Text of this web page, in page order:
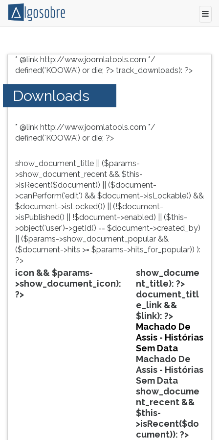
grátis
vestibular,
enem
concursos.
resumos
livros,
biografias,
profissões,
simulados
comentados.
Acessibilidade
leitor
TAB
depois
F
para
ouvir
conteúdo
principal
pular
essa
leitura
pressione
depois
pausar
* @link http://www.joomlatools.com */
defined('KOOWA') or die; ?> track_downloads): ?>
Downloads
* @link http://www.joomlatools.com */
defined('KOOWA') or die; ?>
show_document_title || ($params-
>show_document_recent && $this-
>isRecent($document)) || ($document-
>canPerform('edit') && $document->isLockable() &&
$document->isLocked()) || (!$document-
>isPublished() || !$document->enabled) || ($this-
>object('user')->getId() == $document->created_by)
|| ($params->show_document_popular &&
($document->hits >= $params->hits_for_popular)) ):
?>
icon && $params-
>show_document_icon):
?>
show_docume
nt_title): ?>
document_titl
e_link &&
$link): ?>
Machado De
Assis - Histórias
Sem Data
Machado De
Assis - Histórias
Sem Data
show_docume
nt_recent &&
$this-
>isRecent($do
cument)): ?>